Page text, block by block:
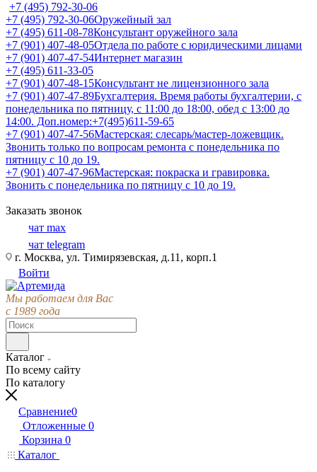
+7 (495) 792-30-06
+7 (495) 792-30-06Оружейный зал
+7 (495) 611-08-78Консультант оружейного зала
+7 (901) 407-48-05Отдела по работе с юридическими лицами
+7 (901) 407-47-54Интернет магазин
+7 (495) 611-33-05
+7 (901) 407-48-15Консультант не лицензионного зала
+7 (901) 407-47-89Бухгалтерия. Время работы бухгалтерии, с
понедельника по пятницу, с 11:00 до 18:00, обед с 13:00 до
14:00. Доп.номер:+7(495)611-59-65
+7 (901) 407-47-56Мастерская: слесарь/мастер-ложевщик.
Звонить только по вопросам ремонта с понедельника по
пятницу с 10 до 19.
+7 (901) 407-47-96Мастерская: покраска и гравировка.
Звонить с понедельника по пятницу с 10 до 19.
Заказать звонок
чат max
чат telegram
г. Москва, ул. Тимирязевская, д.11, корп.1
Войти
Мы работаем для Вас
с 1989 года
Каталог
По всему сайту
По каталогу
Сравнение0
Отложенные 0
Корзина 0
Каталог